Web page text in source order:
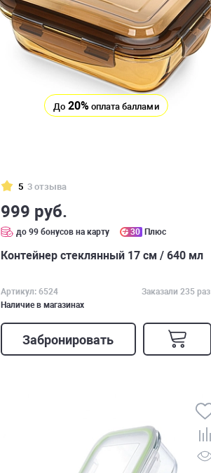
До 20% оплата баллами
5 3 отзыва
999 руб.
до 99 бонусов на карту 30 Плюс
Контейнер стеклянный 17 см / 640 мл
Артикул: 6524
Заказали 235 раз
Наличие в магазинах
Забронировать